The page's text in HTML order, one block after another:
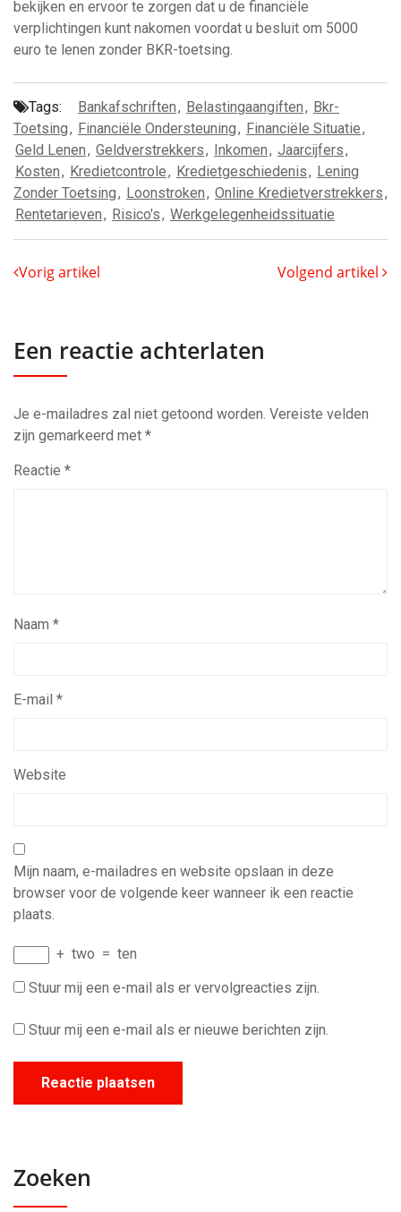
bekijken en ervoor te zorgen dat u de financiële
verplichtingen kunt nakomen voordat u besluit om 5000
euro te lenen zonder BKR-toetsing.
Tags: Bankafschriften, Belastingaangiften, Bkr-
Toetsing, Financiële Ondersteuning, Financiële Situatie,
Geld Lenen, Geldverstrekkers, Inkomen, Jaarcijfers,
Kosten, Kredietcontrole, Kredietgeschiedenis, Lening
Zonder Toetsing, Loonstroken, Online Kredietverstrekkers,
Rentetarieven, Risico's, Werkgelegenheidssituatie
Vorig artikel Volgend artikel
Een reactie achterlaten
Je e-mailadres zal niet getoond worden. Vereiste velden
zijn gemarkeerd met *
Reactie *
Naam *
E-mail *
Website
Mijn naam, e-mailadres en website opslaan in deze
browser voor de volgende keer wanneer ik een reactie
plaats.
+ two = ten
Stuur mij een e-mail als er vervolgreacties zijn.
Stuur mij een e-mail als er nieuwe berichten zijn.
Zoeken